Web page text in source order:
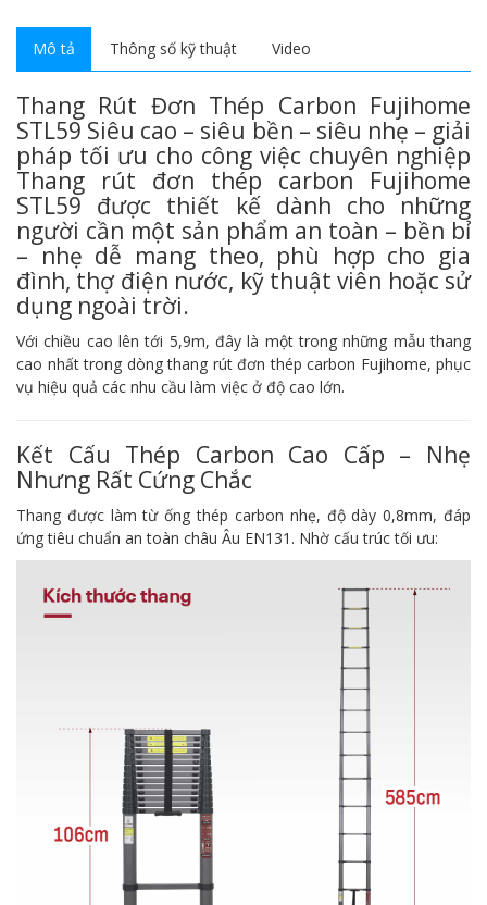
Mô tả Thông số kỹ thuật Video
Thang Rút Đơn Thép Carbon Fujihome
STL59 Siêu cao – siêu bền – siêu nhẹ – giải
pháp tối ưu cho công việc chuyên nghiệp
Thang rút đơn thép carbon Fujihome
STL59 được thiết kế dành cho những
người cần một sản phẩm an toàn – bền bỉ
– nhẹ dễ mang theo, phù hợp cho gia
đình, thợ điện nước, kỹ thuật viên hoặc sử
dụng ngoài trời.
Với chiều cao lên tới 5,9m, đây là một trong những mẫu thang
cao nhất trong dòng thang rút đơn thép carbon Fujihome, phục
vụ hiệu quả các nhu cầu làm việc ở độ cao lớn.
Kết Cấu Thép Carbon Cao Cấp – Nhẹ
Nhưng Rất Cứng Chắc
Thang được làm từ ống thép carbon nhẹ, độ dày 0,8mm, đáp
ứng tiêu chuẩn an toàn châu Âu EN131. Nhờ cấu trúc tối ưu: